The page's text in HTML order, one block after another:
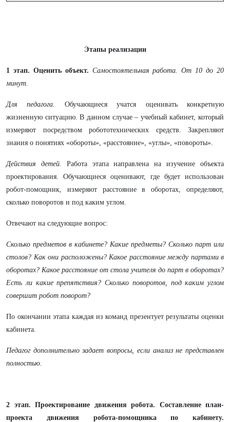
Этапы реализации
1 этап. Оценить объект. Самостоятельная работа. От 10 до 20
минут.
Для педагога. Обучающиеся учатся оценивать конкретную
жизненную ситуацию. В данном случае – учебный кабинет, который
измеряют посредством робототехнических средств. Закрепляют
знания о понятиях «обороты», «расстояние», «углы», «повороты».
Действия детей. Работа этапа направлена на изучение объекта
проектирования. Обучающиеся оценивают, где будет использован
робот-помощник, измеряют расстояние в оборотах, определяют,
сколько поворотов и под каким углом.
Отвечают на следующие вопрос:
Сколько предметов в кабинете? Какие предметы? Сколько парт или
столов? Как они расположены? Какое расстояние между партами в
оборотах? Какое расстояние от стола учителя до парт в оборотах?
Есть ли какие препятствия? Сколько поворотов, под каким углом
совершит робот поворот?
По окончании этапа каждая из команд презентует результаты оценки
кабинета.
Педагог дополнительно задает вопросы, если анализ не представлен
полностью.
2 этап. Проектирование движения робота. Составление план-
проекта движения робота-помощника по кабинету.